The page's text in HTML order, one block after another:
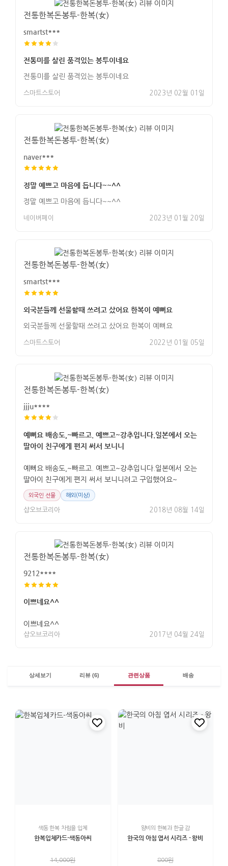
전통한복돈봉투-한복(女)
smartst***
전통미를 살린 품격있는 봉투이네요
전통미를 살린 품격있는 봉투이네요
스마트스토어 2023년 02월 01일
전통한복돈봉투-한복(女)
naver***
정말 예쁘고 마음에 듭니다~~^^
정말 예쁘고 마음에 듭니다~~^^
네이버페이 2023년 01월 20일
전통한복돈봉투-한복(女)
smartst***
외국분들께 선물할때 쓰려고 샀어요 한복이 예뻐요
외국분들께 선물할때 쓰려고 샀어요 한복이 예뻐요
스마트스토어 2022년 01월 05일
전통한복돈봉투-한복(女)
jjju****
예뻐요 배송도,~빠르고. 예쁘고~강추입니다.일본에서 오는
딸아이 친구에게 편지 써서 보니니
예뻐요 배송도,~빠르고. 예쁘고~강추입니다.일본에서 오는
딸아이 친구에게 편지 써서 보니니려고 구입했어요~
외국인 선물 해외(미상)
샵오브코리아 2018년 08월 14일
전통한복돈봉투-한복(女)
9212****
이쁘네요^^
이쁘네요^^
샵오브코리아 2017년 04월 24일
상세보기 리뷰 (6) 관련상품 배송
색동 한복 차림을 입체
한복입체카드-색동아씨
14,000원
왕비의 한복과 한글 감
한국의 아침 엽서 시리즈 - 왕비
800원